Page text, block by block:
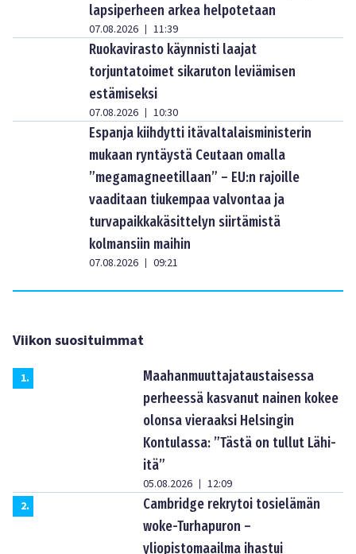
lapsiperheen arkea helpotetaan
07.08.2026 | 11:39
Ruokavirasto käynnisti laajat
torjuntatoimet sikaruton leviämisen
estämiseksi
07.08.2026 | 10:30
Espanja kiihdytti itävaltalaisministerin
mukaan ryntäystä Ceutaan omalla
”megamagneetillaan” – EU:n rajoille
vaaditaan tiukempaa valvontaa ja
turvapaikkakäsittelyn siirtämistä
kolmansiin maihin
07.08.2026 | 09:21
Viikon suosituimmat
1.
Maahanmuuttajataustaisessa
perheessä kasvanut nainen kokee
olonsa vieraaksi Helsingin
Kontulassa: ”Tästä on tullut Lähi-
itä”
05.08.2026 | 12:09
2.
Cambridge rekrytoi tosielämän
woke-Turhapuron –
yliopistomaailma ihastui